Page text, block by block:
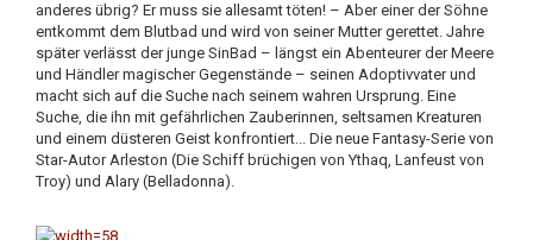
anderes übrig? Er muss sie allesamt töten! – Aber einer der Söhne
entkommt dem Blutbad und wird von seiner Mutter gerettet. Jahre
später verlässt der junge SinBad – längst ein Abenteurer der Meere
und Händler magischer Gegenstände – seinen Adoptivvater und
macht sich auf die Suche nach seinem wahren Ursprung. Eine
Suche, die ihn mit gefährlichen Zauberinnen, seltsamen Kreaturen
und einem düsteren Geist konfrontiert... Die neue Fantasy-Serie von
Star-Autor Arleston (Die Schiff brüchigen von Ythaq, Lanfeust von
Troy) und Alary (Belladonna).